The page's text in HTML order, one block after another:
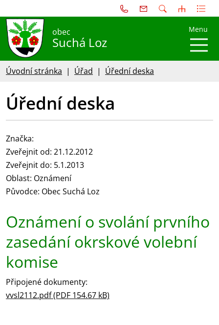
obec
Suchá Loz
Menu
Úvodní stránka Úřad Úřední deska
Úřední deska
Značka:
Zveřejnit od: 21.12.2012
Zveřejnit do: 5.1.2013
Oblast: Oznámení
Původce: Obec Suchá Loz
Oznámení o svolání prvního
zasedání okrskové volební
komise
Připojené dokumenty:
vvsl2112.pdf (PDF 154.67 kB)